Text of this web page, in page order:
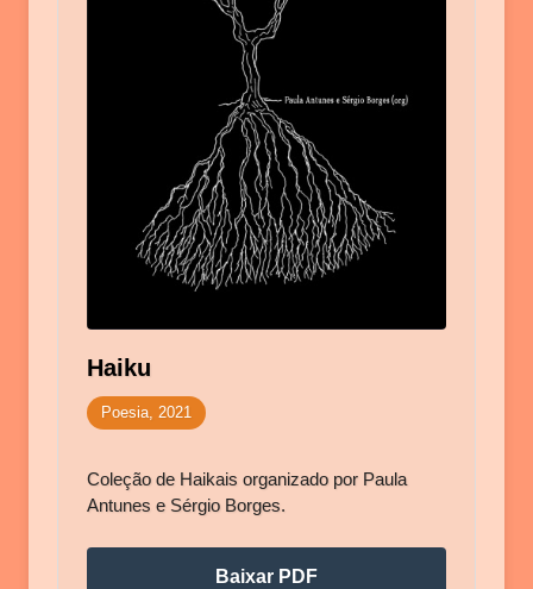
Haiku
Poesia, 2021
Coleção de Haikais organizado por Paula
Antunes e Sérgio Borges.
Baixar PDF